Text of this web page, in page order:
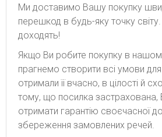
Ми доставимо Вашу покупку
перешкод в будь-яку точку світу.
доходять!
Якщо Ви робите покупку в
прагнемо створити всі умови
отримали її вчасно, в цілості й
тому, що посилка
отримати гарантію своєчасної
збереження замовлених речей.